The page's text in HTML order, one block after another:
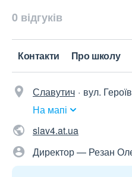
0 відгуків
Контакти Про школу
Славутич
вул.
На мапі
slav4.at.ua
Директор — Резан